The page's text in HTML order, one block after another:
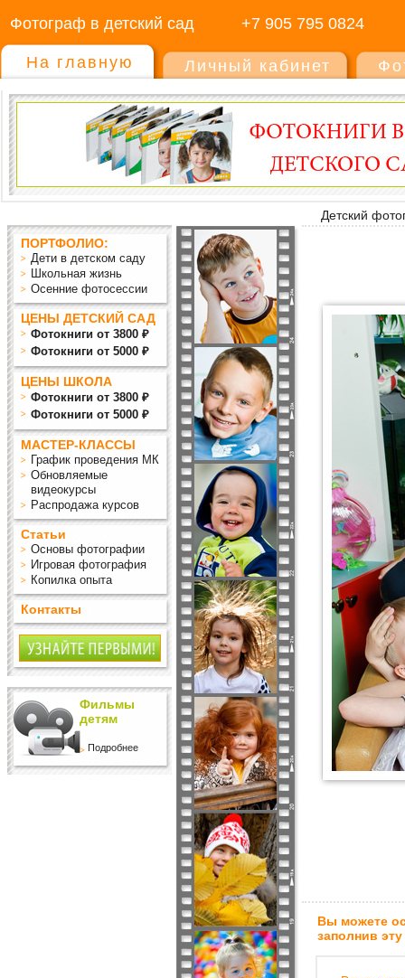
Фотограф в детский сад +7 905 795 0824
На главную Личный кабинет
Детский
ПОРТФОЛИО:
Дети в детском саду
Школьная жизнь
Осенние фотосессии
ЦЕНЫ ДЕТСКИЙ САД
Фотокниги от 3800 ₽
Фотокниги от 5000 ₽
ЦЕНЫ ШКОЛА
Фотокниги от 3800 ₽
Фотокниги от 5000 ₽
МАСТЕР-КЛАССЫ
График проведения МК
Обновляемые
видеокурсы
Распродажа курсов
Статьи
Основы фотографии
Игровая фотография
Копилка опыта
Контакты
Фильмы
детям
Подробнее
Вы можете
заполнив